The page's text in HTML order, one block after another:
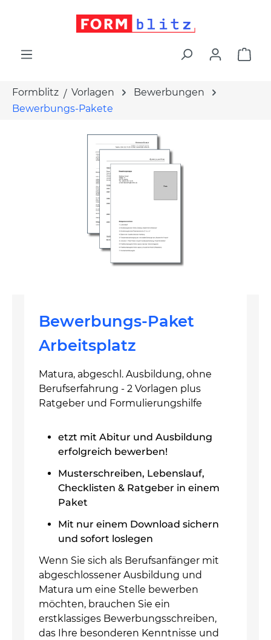
Formblitz Vorlagen
Bewerbungen
Bewerbungs-Pakete
Bewerbungs-Paket
Arbeitsplatz
Matura, abgeschl. Ausbildung, ohne
Berufserfahrung - 2 Vorlagen plus
Ratgeber und Formulierungshilfe
etzt mit Abitur und Ausbildung
erfolgreich bewerben!
Musterschreiben, Lebenslauf,
Checklisten & Ratgeber in einem
Paket
Mit nur einem Download sichern
und sofort loslegen
Wenn Sie sich als Berufsanfänger mit
abgeschlossener Ausbildung und
Matura um eine Stelle bewerben
möchten, brauchen Sie ein
erstklassiges Bewerbungsschreiben,
das Ihre besonderen Kenntnisse und